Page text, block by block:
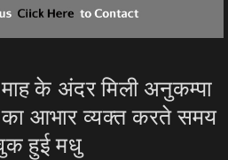
के अंदर मिली अनुकम्पा
का आभार व्यक्त करते समय
हुई मधु